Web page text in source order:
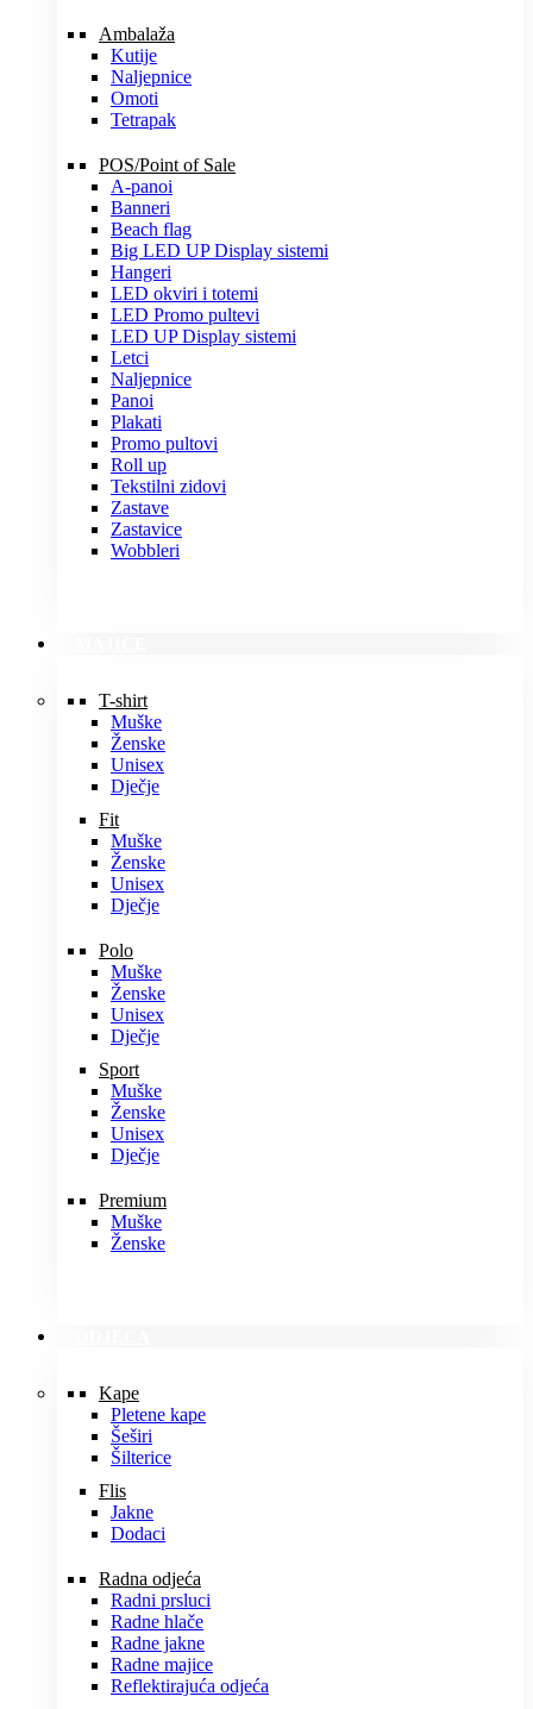
Ambalaža
Kutije
Naljepnice
Omoti
Tetrapak
POS/Point of Sale
A-panoi
Banneri
Beach flag
Big LED UP Display sistemi
Hangeri
LED okviri i totemi
LED Promo pultevi
LED UP Display sistemi
Letci
Naljepnice
Panoi
Plakati
Promo pultovi
Roll up
Tekstilni zidovi
Zastave
Zastavice
Wobbleri
T-shirt
Muške
Ženske
Unisex
Dječje
Fit
Muške
Ženske
Unisex
Dječje
Polo
Muške
Ženske
Unisex
Dječje
Sport
Muške
Ženske
Unisex
Dječje
Premium
Muške
Ženske
Kape
Pletene kape
Šeširi
Šilterice
Flis
Jakne
Dodaci
Radna odjeća
Radni prsluci
Radne hlače
Radne jakne
Radne majice
Reflektirajuća odjeća